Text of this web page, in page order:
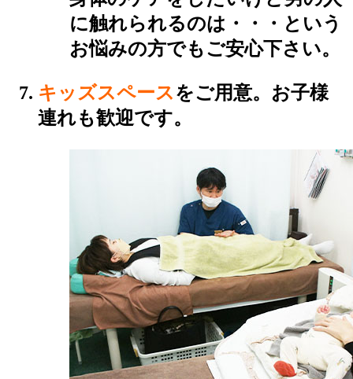
に触れられるのは・・・という
お悩みの方でもご安心下さい。
キッズスペースをご用意。お子様
連れも歓迎です。